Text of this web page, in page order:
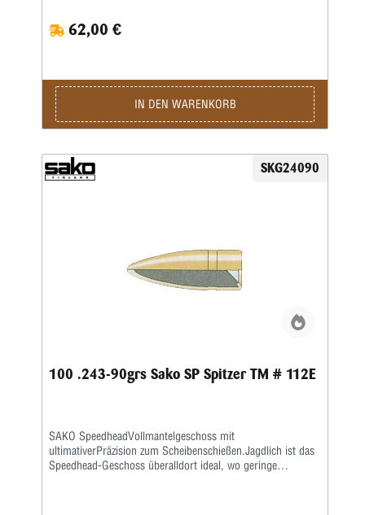
saubere exakteTrefferbilder erzeugt.SAKO
HammerheadTeilmantelgeschoss (Verbundkern) für alle
% Geschossrestgewicht.SAKO
SuperhammerheadTeilmantelgeschoss (Verbundkern) für
alle gängigen Kaliber.Im Vergleich zum
Hammerheadgeschoss härterer Aufbau durchstärkeren
fürweite Schüsse. Ideal für alle heimischen
Schalenwildarten, Elch und Antilopen.Über 98 %
62,00 €
IN DEN WARENKORB
SKG24090
100 .243-90grs Sako SP Spitzer TM # 112E
SAKO SpeedheadVollmantelgeschoss mit
ultimativerPräzision zum Scheibenschießen.Jagdlich ist das
Speedhead-Geschoss überalldort ideal, wo geringe